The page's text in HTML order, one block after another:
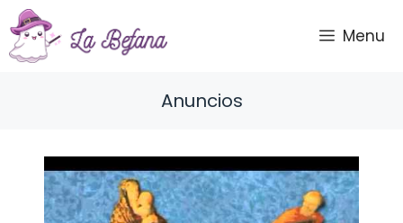
Saltar
al
contenido
Menu
Anuncios